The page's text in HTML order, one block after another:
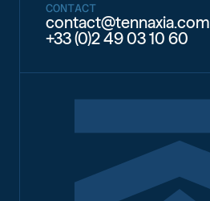
CONTACT
contact@tennaxia.com
+33 (0)2 49 03 10 60